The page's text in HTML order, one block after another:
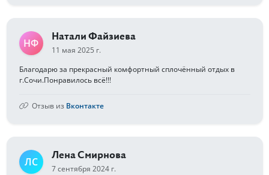
НФ
Натали Файзиева
11 мая 2025 г.
Благодарю за прекрасный комфортный сплочённый отдых в
г.Сочи.Понравилось всё!!!
Отзыв из Вконтакте
ЛС
Лена Смирнова
7 сентября 2024 г.